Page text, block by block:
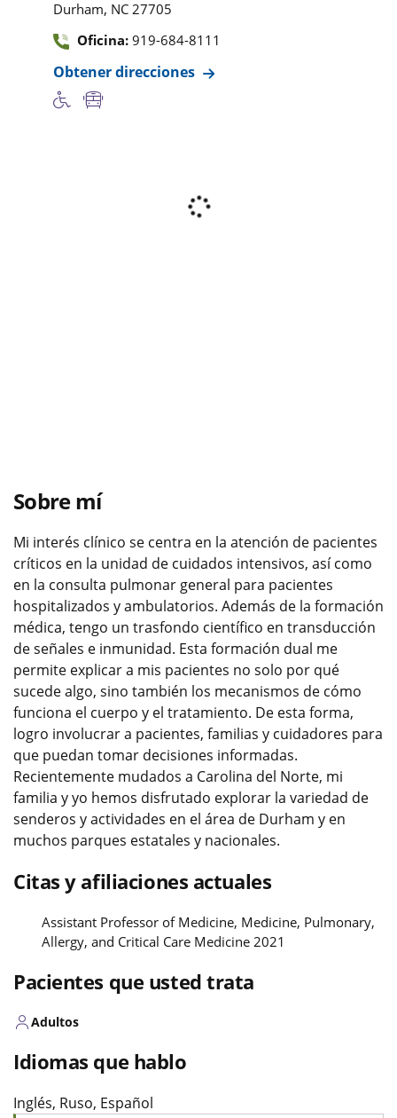
Durham, NC 27705
Oficina: 919-684-8111
Obtener direcciones
Sobre mí
Mi interés clínico se centra en la atención de pacientes
críticos en la unidad de cuidados intensivos, así como
en la consulta pulmonar general para pacientes
hospitalizados y ambulatorios. Además de la formación
médica, tengo un trasfondo científico en transducción
de señales e inmunidad. Esta formación dual me
permite explicar a mis pacientes no solo por qué
sucede algo, sino también los mecanismos de cómo
funciona el cuerpo y el tratamiento. De esta forma,
logro involucrar a pacientes, familias y cuidadores para
que puedan tomar decisiones informadas.
Recientemente mudados a Carolina del Norte, mi
familia y yo hemos disfrutado explorar la variedad de
senderos y actividades en el área de Durham y en
muchos parques estatales y nacionales.
Citas y afiliaciones actuales
Assistant Professor of Medicine, Medicine, Pulmonary,
Allergy, and Critical Care Medicine 2021
Pacientes que usted trata
Adultos
Idiomas que hablo
Inglés, Ruso, Español